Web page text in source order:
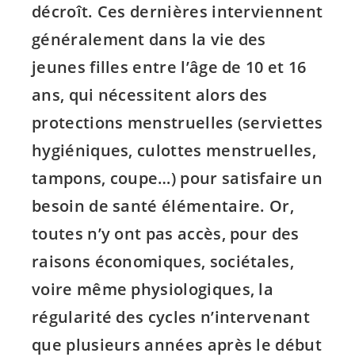
décroît. Ces dernières interviennent
généralement dans la vie des
jeunes filles entre l’âge de 10 et 16
ans, qui nécessitent alors des
protections menstruelles (serviettes
hygiéniques, culottes menstruelles,
tampons, coupe…) pour satisfaire un
besoin de santé élémentaire. Or,
toutes n’y ont pas accès, pour des
raisons économiques, sociétales,
voire même physiologiques, la
régularité des cycles n’intervenant
que plusieurs années après le début